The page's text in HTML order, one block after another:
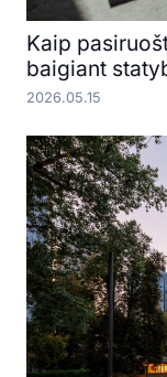
Kaip
baigiant
2026.05.15